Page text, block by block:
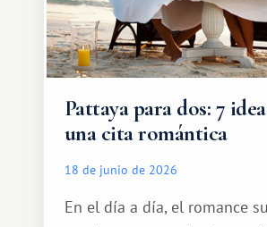
Pattaya para dos: 7
una cita romántica
18 de junio de 2026
En el día a día, el romance